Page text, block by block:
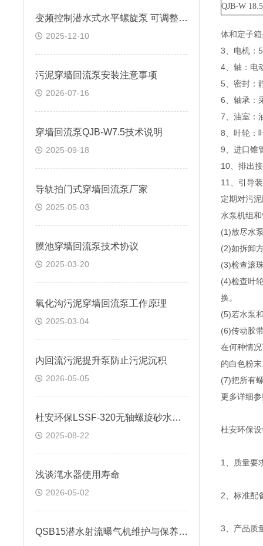
变频控制潜水式水平螺旋泵 可调整流量大小
2025-12-10
污泥穿墙回流泵安装注意事项
2026-07-16
穿墙回流泵QJB-W7.5技术说明
2025-09-18
导轨拍门式穿墙回流泵厂家
2025-05-03
膜池穿墙回流泵技术协议
2025-03-20
氧化沟污泥穿墙回流泵工作原理
2025-03-04
内回流污泥提升泵防止污泥沉积
2026-05-05
杜安环保LSSF-320无轴螺旋砂水分离 质保两年
2025-08-22
浅谈滗水器使用寿命
2026-05-02
QSB15潜水射流曝气机维护与保养说明
QJB-W 18.5
体和定子
3、电机：
4、轴：电
5、密封：
6、轴承：
7、油室：
8、叶轮：
9、进口锥
10、排出
11、引导
定期对污
水泵机组
(1)放尽水
(2)如拆卸
(3)检查滚
(4)检查叶
换。
(5)若水泵
(6)传动胶
在何种情
的白色粉
(7)把所有
更多详细
杜安环保
1、质量要
2、标准配
3、产品质